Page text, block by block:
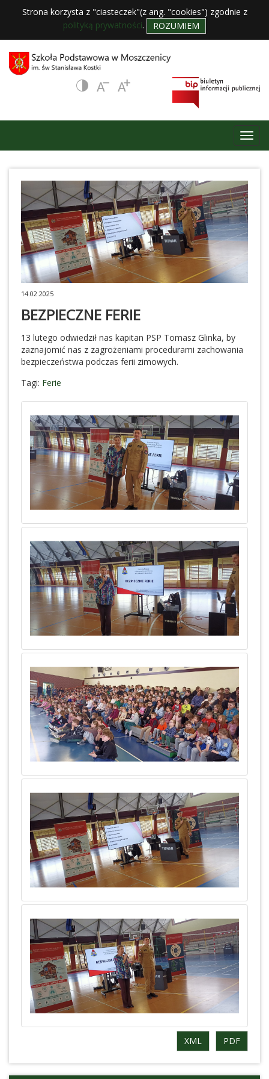
Strona korzysta z "ciasteczek"(z ang. "cookies") zgodnie z
polityką prywatności. ROZUMIEM
14.02.2025
BEZPIECZNE FERIE
13 lutego odwiedził nas kapitan PSP Tomasz Glinka, by
zaznajomić nas z zagrożeniami procedurami zachowania
bezpieczeństwa podczas ferii zimowych.
Tagi: Ferie
PDF
XML